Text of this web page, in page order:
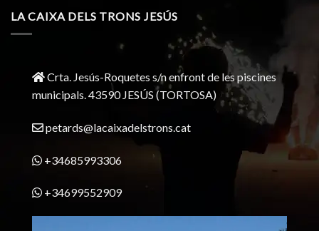
LA CAIXA DELS TRONS JESÚS
Crta. Jesús-Roquetes s/n enfront de les piscines
municipals. 43590 JESÚS (TORTOSA)
petards@lacaixadelstrons.cat
+34685993306
+34699552909